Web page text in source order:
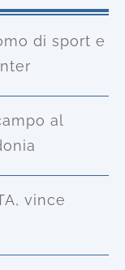
di sport e
al
vince